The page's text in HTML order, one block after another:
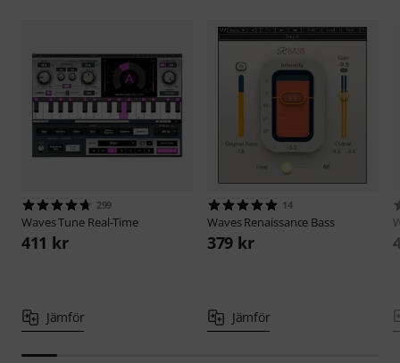
299
WavesTune Real-Time
411 kr
Jämför
14
WavesRenaissance Bass
379 kr
Jämför